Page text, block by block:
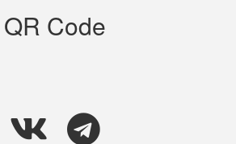
QR Code